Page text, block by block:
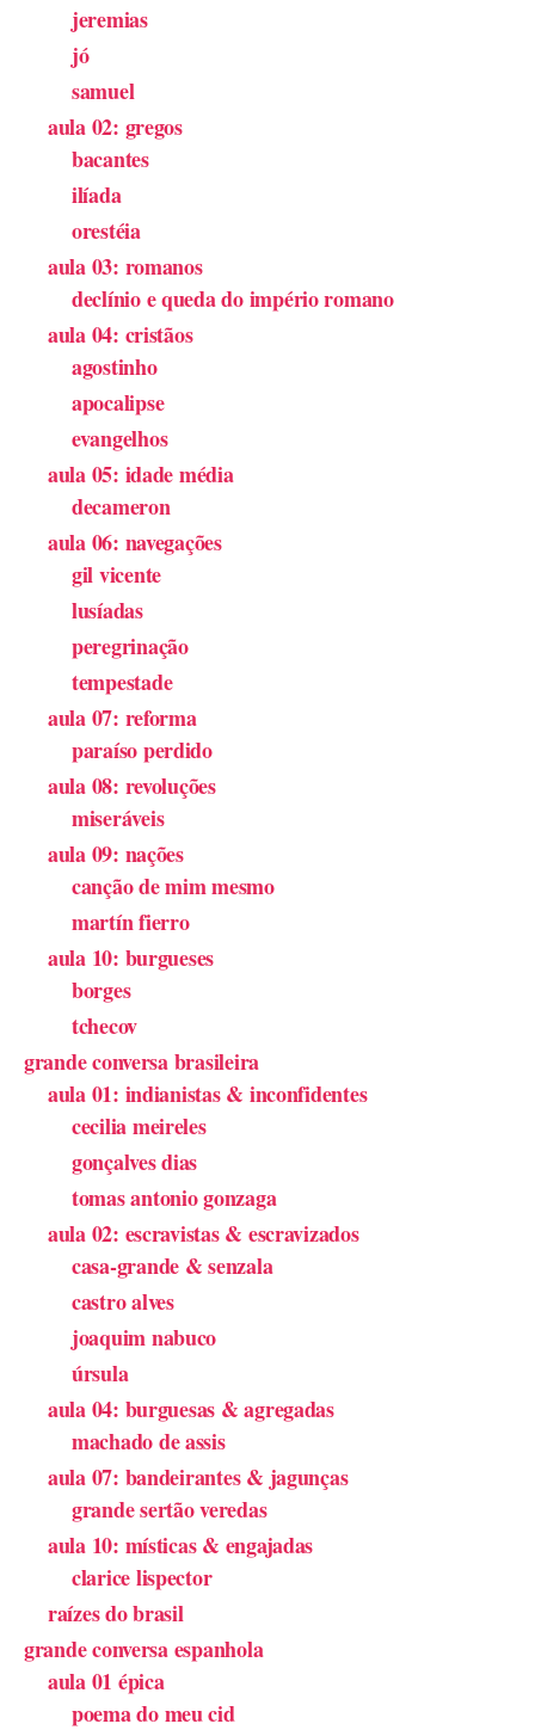
jeremias
jó
samuel
aula 02: gregos
bacantes
ilíada
orestéia
aula 03: romanos
declínio e queda do império romano
aula 04: cristãos
agostinho
apocalipse
evangelhos
aula 05: idade média
decameron
aula 06: navegações
gil vicente
lusíadas
peregrinação
tempestade
aula 07: reforma
paraíso perdido
aula 08: revoluções
miseráveis
aula 09: nações
canção de mim mesmo
martín fierro
aula 10: burgueses
borges
tchecov
grande conversa brasileira
aula 01: indianistas & inconfidentes
cecilia meireles
gonçalves dias
tomas antonio gonzaga
aula 02: escravistas & escravizados
casa-grande & senzala
castro alves
joaquim nabuco
úrsula
aula 04: burguesas & agregadas
machado de assis
aula 07: bandeirantes & jagunças
grande sertão veredas
aula 10: místicas & engajadas
clarice lispector
raízes do brasil
grande conversa espanhola
aula 01 épica
poema do meu cid